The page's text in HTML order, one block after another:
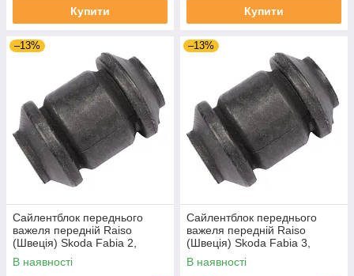
Купити Купити
–13%
Сайлентблок переднього
важеля передній Raiso
(Швеція) Skoda Fabia 2,
Шкода Фабія 2 06-14 #RL-
1J0182V UADIKZU4
В наявності
–13%
Сайлентблок переднього
важеля передній Raiso
(Швеція) Skoda Fabia 3,
Шкода Фабія 3 14-21 #RL-
1J0182V UATXDAZ4
В наявності